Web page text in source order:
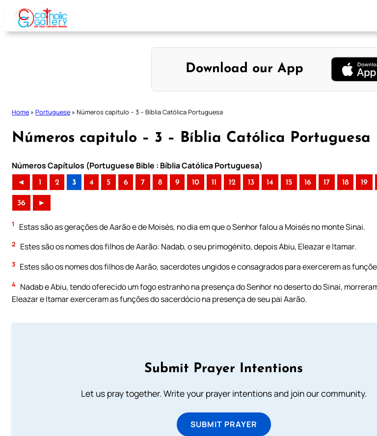
Skip
content
Download our App
Home » Portuguese » Números capitulo – 3 – Bíblia Católica Portuguesa
Números capitulo – 3 – Bíblia Católica Portuguesa
Números Capítulos (Portuguese Bible : Bíblia Católica Portuguesa)
◄ 1 2 3 4 5 6 7 8 9 10 11 12 13 14 15 16 17 18 19
36 ►
1 Estas são as gerações de Aarão e de Moisés, no dia em que o Senhor falou a Moisés no monte Sinai.
2 Estes são os nomes dos filhos de Aarão: Nadab, o seu primogénito, depois Abiu, Eleazar e Itamar.
3 Estes são os nomes dos filhos de Aarão, sacerdotes ungidos e consagrados para exercerem as
4 Nadab e Abiu, tendo oferecido um fogo estranho na presença do Senhor no deserto do Sinai,
Eleazar e Itamar exerceram as funções do sacerdócio na presença de seu pai Aarão.
Submit Prayer Intentions
Let us pray together. Write your prayer intentions and join our community.
SUBMIT PRAYER